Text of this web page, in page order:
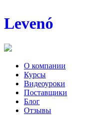
Levenó
О компании
Курсы
Видеоуроки
Поставщики
Блог
Отзывы